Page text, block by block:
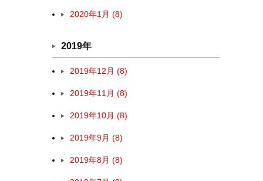
2020年1月 (8)
2019年
2019年12月 (8)
2019年11月 (8)
2019年10月 (8)
2019年9月 (8)
2019年8月 (8)